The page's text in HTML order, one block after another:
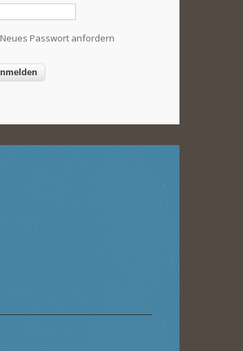
Neues Passwort anfordern